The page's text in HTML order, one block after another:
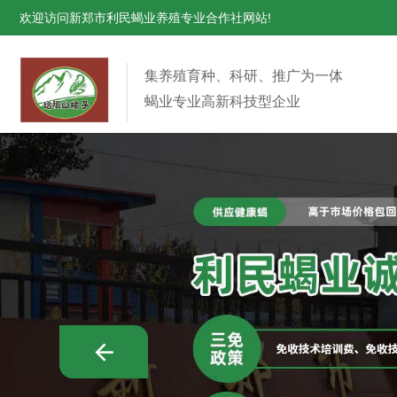
欢迎访问新郑市利民蝎业养殖专业合作社网站!
集养殖育种、科研、推广为一体
蝎业专业高新科技型企业